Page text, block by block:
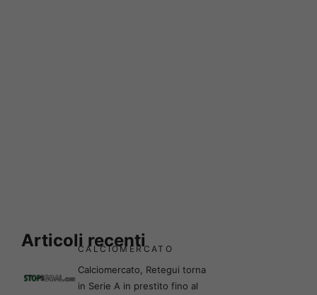
Articoli recenti
CALCIOMERCATO
Calciomercato, Retegui torna
in Serie A in prestito fino al